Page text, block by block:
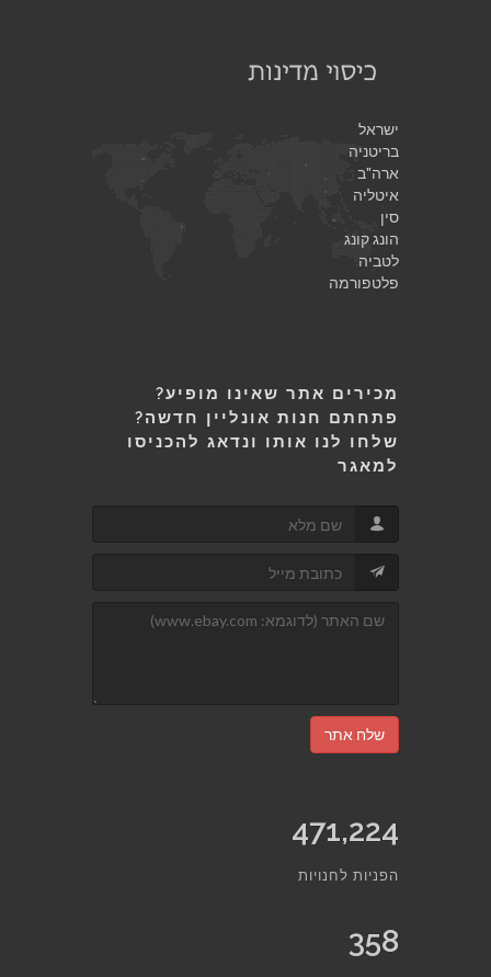
ישראל
בריטניה
ארה"ב
איטליה
סין
הונג קונג
לטביה
פלטפורמה
מכירים אתר שאינו מופיע?
פתחתם חנות אונליין חדשה?
שלחו לנו אותו ונדאג להכניסו
למאגר
שלח אתר
471,224
הפניות לחנויות
358